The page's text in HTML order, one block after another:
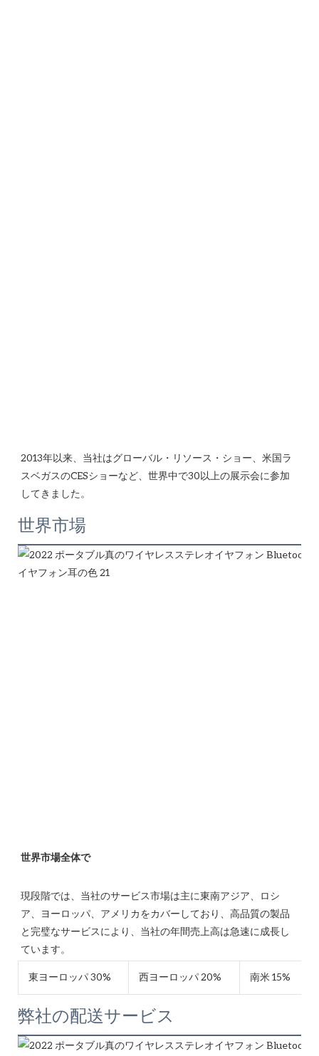
2013年以来、当社はグローバル・リソース・ショー、米国ラ
スベガスのCESショーなど、世界中で30以上の展示会に参加
世界市場
現段階では、当社のサービス市場は主に東南アジア、ロシ
ア、ヨーロッパ、アメリカをカバーしており、高品質の製品
と完璧なサービスにより、当社の年間売上高は急速に成長し
東ヨーロッパ 30% 西ヨーロッパ 20% 南米 15%
弊社の配送サービス